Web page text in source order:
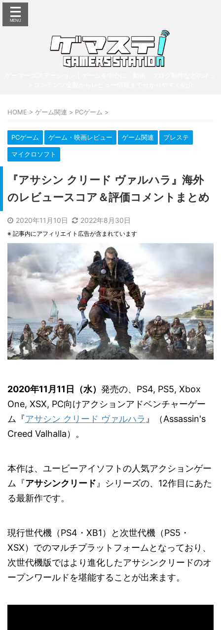
HOME > ゲーム関連 > PCゲーム >
PCゲーム ゲーム・映画レビュー ゲーム関連 プレステ
マイクロソフト
『アサシン クリード ヴァルハラ』海外
のレビュースコア＆評価コメントまとめ
2020年11月10日 2022年8月30日
※ 記事内にアフィリエイト広告が含まれています
2020年11月11日（水） 発売の、PS4, PS5, Xbox
One, XSX, PC向けアクションアドベンチャーゲー
ム『アサシン クリード ヴァルハラ 』（Assassin's
Creed Valhalla）。
本作は、ユービーアイソフトの人気アクションゲー
ム『アサシンクリード 』シリーズの、12作目にあた
る最新作です。
現行世代機（PS4・XB1）と次世代機（PS5・
XSX）でのマルチプラットフォームとなっており、
次世代機版ではより進化したアサシンクリードのオ
ープンワールドを堪能することが出来ます。